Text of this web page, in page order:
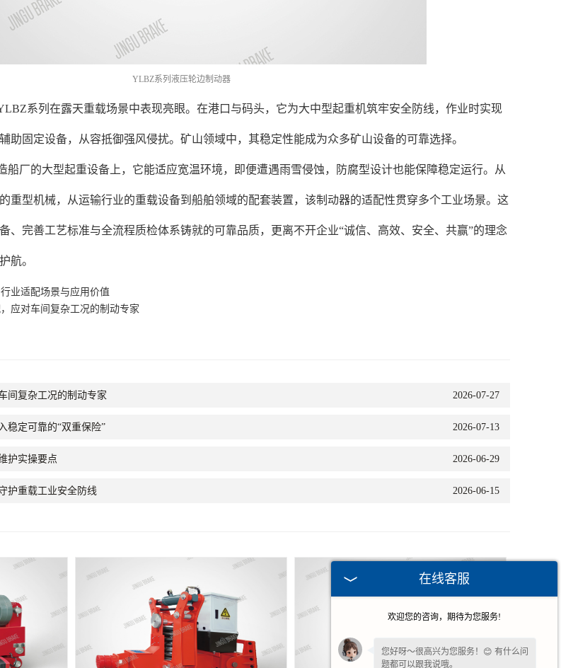
YLBZ系列液压轮边制动器
系列在露天重载场景中表现亮眼。在港口与码头，它为大中型起重机筑牢安全防线，作业时实现
助固定设备，从容抵御强风侵扰。矿山领域中，其稳定性能成为众多矿山设备的可靠选择。
船厂的大型起重设备上，它能适应宽温环境，即便遭遇雨雪侵蚀，防腐型设计也能保障稳定运行。从
重型机械，从运输行业的重载设备到船舶领域的配套装置，该制动器的适配性贯穿多个工业场景。这
、完善工艺标准与全流程质检体系铸就的可靠品质，更离不开企业“诚信、高效、安全、共赢”的理念
航。
业适配场景与应用价值
应对车间复杂工况的制动专家
2026-07-27
间复杂工况的制动专家
2026-07-13
稳定可靠的“双重保险”
2026-06-29
护实操要点
2026-06-15
护重载工业安全防线
在线客服
欢迎您的咨询，期待为您服务!
您好呀～很高兴为您服务！😊 有什么问
题都可以跟我说哦。